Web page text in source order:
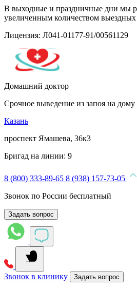
В выходные и праздничные дни мы
увеличенным количеством выездных
Лицензия: Л041-01177-91/00561129
Домашний доктор
Срочное выведение из запоя на дому
Казань
проспект Ямашева, 36к3
Бригад на линии: 9
8 (800) 333-89-65 8 (938) 157-73-05
Звонок по России бесплатный
Задать вопрос
Звонок в клинику Задать вопрос